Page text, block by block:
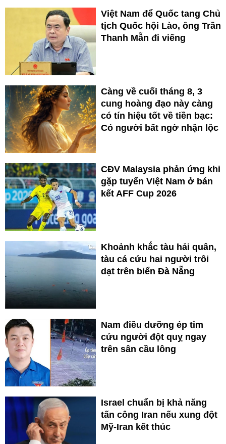
Việt Nam để Quốc tang Chủ
tịch Quốc hội Lào, ông Trần
Thanh Mẫn đi viếng
Càng về cuối tháng 8, 3
cung hoàng đạo này càng
có tín hiệu tốt về tiền bạc:
Có người bất ngờ nhận lộc
CĐV Malaysia phản ứng khi
gặp tuyển Việt Nam ở bán
kết AFF Cup 2026
Khoảnh khắc tàu hải quân,
tàu cá cứu hai người trôi
dạt trên biển Đà Nẵng
Nam điều dưỡng ép tim
cứu người đột quỵ ngay
trên sân cầu lông
Israel chuẩn bị khả năng
tấn công Iran nếu xung đột
Mỹ-Iran kết thúc